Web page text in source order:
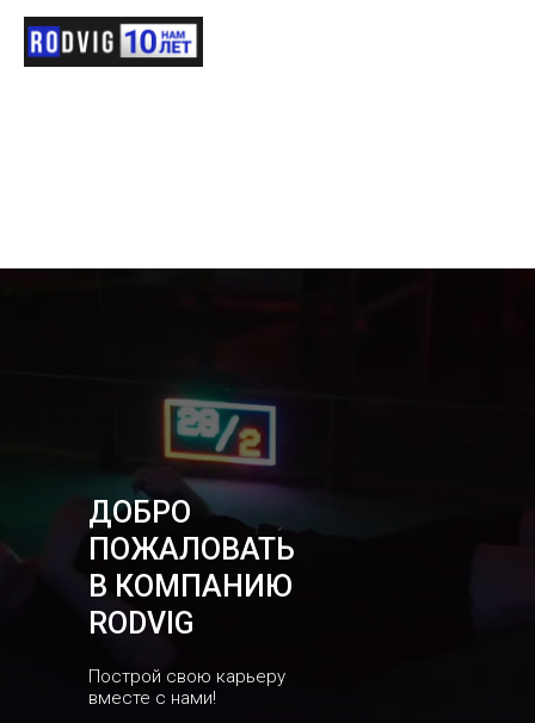
ДОБРО
ПОЖАЛОВАТЬ
В КОМПАНИЮ
RODVIG
Построй свою карьеру
вместе с нами!